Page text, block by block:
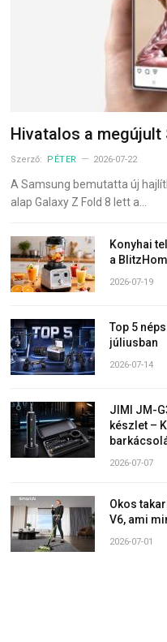
Hivatalos a megújult
Szerző: PÉTER 2026-07-22
A Samsung bemutatta új
alap Galaxy Z Fold 8 lett a…
Konyhai
a
2026-07-19
Top 5
júliusban
2026-07-14
JIMI JM-
készlet –
2026-07-07
Okos
V6, ami
2026-07-01